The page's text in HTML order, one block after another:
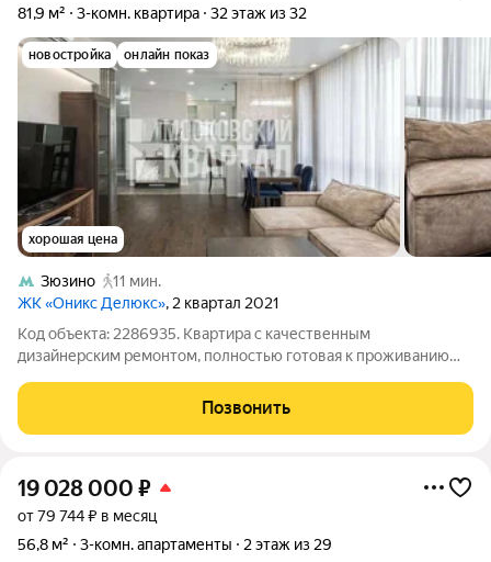
81,9 м² 3-комн. квартира 32 этаж из 32
новостройка онлайн показ
хорошая цена
Зюзино
11 мин.
ЖК «Оникс Делюкс», 2 квартал 2021
Код объекта: 2286935. Квартира с качественным
дизайнерским ремонтом, полностью готовая к проживанию
современной стилистике, пространство организовано удобно
и функционально. Центральная зона
Позвонить
19 028 000 ₽
от 79 744 ₽ в месяц
56,8 м²
3-комн. апартаменты 2 этаж из 29